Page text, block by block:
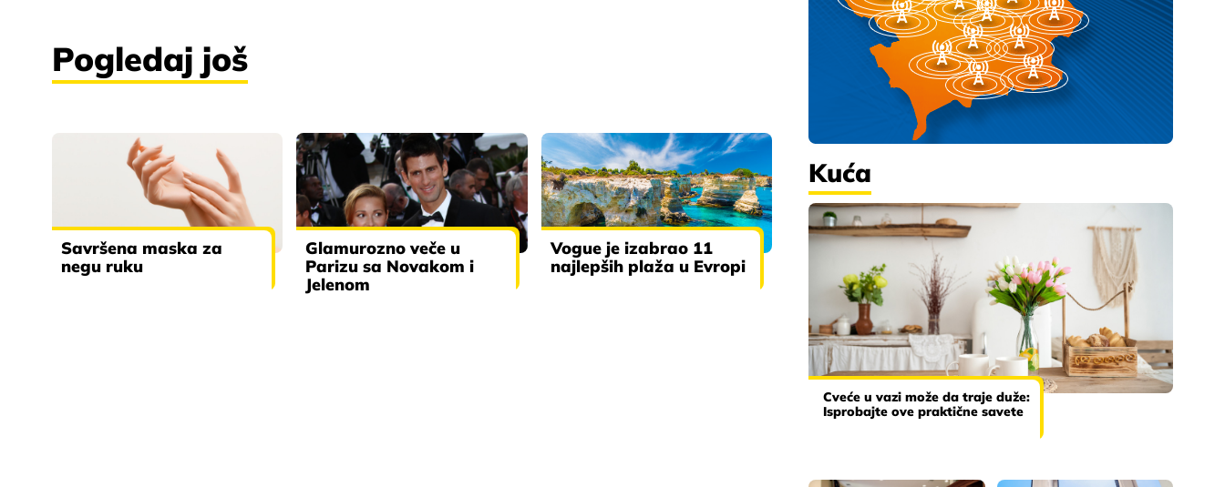
Pogledaj još
Savršena maska za
negu ruku
Glamurozno veče u
Parizu sa Novakom i
Jelenom
Vogue je izabrao 11
najlepših plaža u Evropi
Kuća
Cveće u vazi može da traje duže:
Isprobajte ove praktične savete